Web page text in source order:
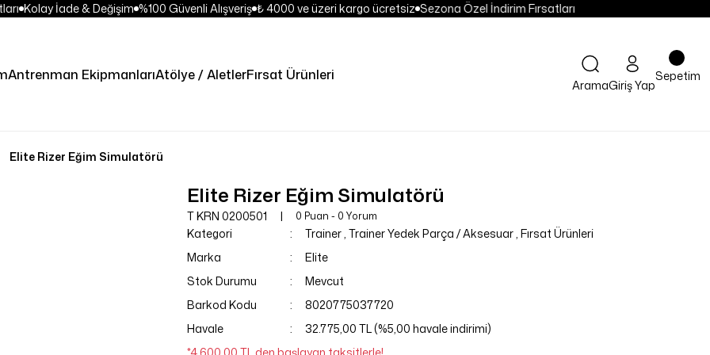
Kolay İade & Değişim %100 Güvenli Alışveriş ₺ 4000 ve üzeri kargo ücretsiz Sezona Özel İndirim Fırsatları
Antrenman EkipmanlarıAtölye / AletlerFırsat Ürünleri
AramaGiriş Yap
Sepetim
Elite Rizer Eğim Simulatörü
Elite Rizer Eğim Simulatörü
T KRN 0200501 0 Puan - 0 Yorum
Kategori Trainer, Trainer Yedek Parça / Aksesuar, Fırsat Ürünleri
Marka
Elite
Stok Durumu
Mevcut
Barkod Kodu
8020775037720
Havale
32.775,00 TL (%5,00 havale indirimi)